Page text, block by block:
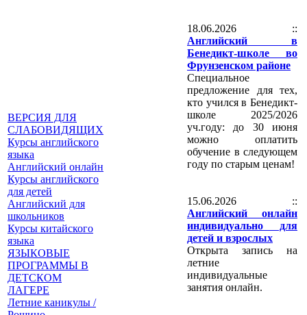
ВЕРСИЯ ДЛЯ
СЛАБОВИДЯЩИХ
Курсы английского
языка
Английский онлайн
Курсы английского
для детей
Английский для
школьников
Курсы китайского
языка
ЯЗЫКОВЫЕ
ПРОГРАММЫ В
ДЕТСКОМ
ЛАГЕРЕ
Летние каникулы /
18.06.2026 ::
Английский в
Бенедикт-школе во
Фрунзенском районе
Специальное
предложение для тех,
кто учился в Бенедикт-
школе 2025/2026
уч.году: до 30 июня
можно оплатить
обучение в следующем
году по старым ценам!
15.06.2026 ::
Английский онлайн
индивидуально для
детей и взрослых
Открыта запись на
летние
индивидуальные
занятия онлайн.